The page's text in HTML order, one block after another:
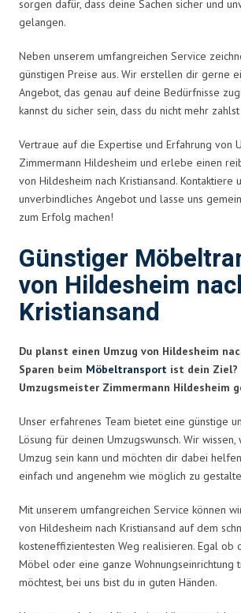
sorgen dafür, dass deine Sachen sicher und
gelangen.
Neben unserem umfangreichen Service
günstigen Preise aus. Wir erstellen dir gerne
Angebot, das genau auf deine Bedürfnisse
kannst du sicher sein, dass du nicht mehr
Vertraue auf die Expertise und Erfahrung von
Zimmermann Hildesheim und erlebe einen
von Hildesheim nach Kristiansand. Kontaktiere
unverbindliches Angebot und lasse uns
zum Erfolg machen!
Günstiger
von Hildesheim
Kristiansand
Du planst einen Umzug von Hildesheim
Sparen beim Möbeltransport ist dein Ziel?
Umzugsmeister Zimmermann Hildesheim
Unser erfahrenes Team bietet eine günstige
Lösung für deinen Umzugswunsch. Wir
Umzug sein kann und möchten dir dabei
einfach und angenehm wie möglich zu
Mit unserem umfangreichen Service können
von Hildesheim nach Kristiansand auf dem
kosteneffizientesten Weg realisieren. Egal ob
Möbel oder eine ganze Wohnungseinrichtung
möchtest, bei uns bist du in guten Händen.